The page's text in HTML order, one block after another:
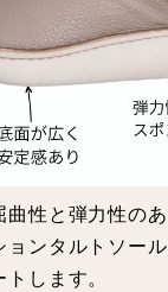
曲性と弾力性の
ョンタルトソー
します。